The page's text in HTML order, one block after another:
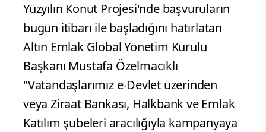
Yüzyılın Konut Projesi'nde başvuruların
bugün itibarı ile başladığını hatırlatan
Altın Emlak Global Yönetim Kurulu
Başkanı Mustafa Özelmacıklı
"Vatandaşlarımız e-Devlet üzerinden
veya Ziraat Bankası, Halkbank ve Emlak
Katılım şubeleri aracılığıyla kampanyaya